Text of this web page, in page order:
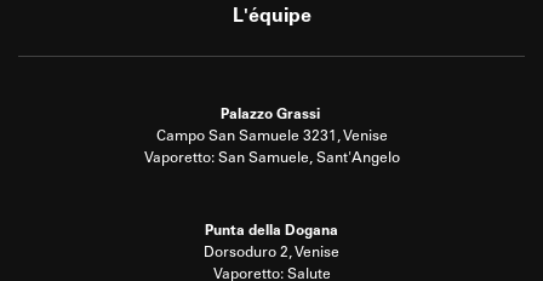
L'équipe
Palazzo Grassi
Campo San Samuele 3231, Venise
Vaporetto: San Samuele, Sant'Angelo
Punta della Dogana
Dorsoduro 2, Venise
Vaporetto: Salute